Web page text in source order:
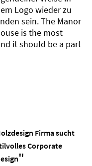
Logo wieder zu
sein. The Manor
is the most
it should be a part
Firma sucht
Corporate
"